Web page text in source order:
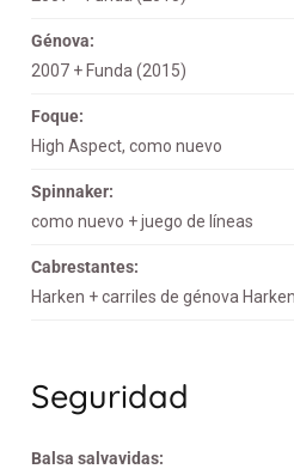
Génova:
2007 + Funda (2015)
Foque:
High Aspect, como nuevo
Spinnaker:
como nuevo + juego de líneas
Cabrestantes:
Harken + carriles de génova Harken
Seguridad
Balsa salvavidas: